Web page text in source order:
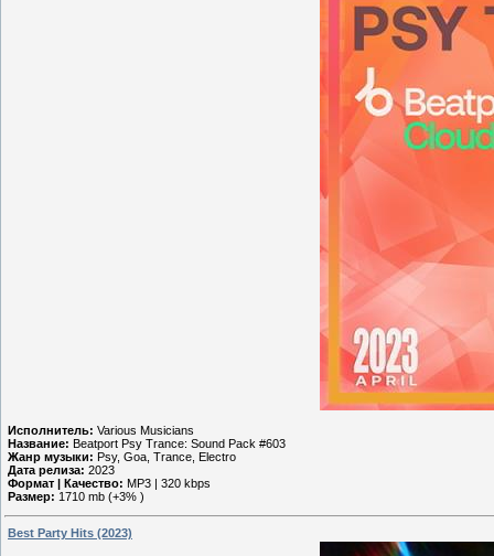
Исполнитель: Various Musicians
Название: Beatport Psy Trance: Sound Pack #603
Жанр музыки: Psy, Goa, Trance, Electro
Дата релиза: 2023
Формат | Качество: MP3 | 320 kbps
Размер: 1710 mb (+3% )
Best Party Hits (2023)